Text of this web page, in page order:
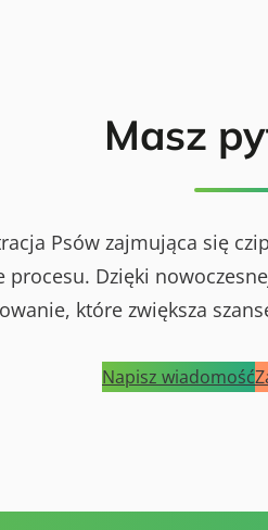
Masz
Psów zajmująca się
Dzięki
które zwiększa
Napisz wiadomość